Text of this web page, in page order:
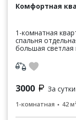
Комфортная
1-комнатная квартира 42м2 4 гостя 3
спальня отдельная кухня 4 из 10 этаж 1-комнатная
большая светлая
3000 За сутки
1-комнатная 42